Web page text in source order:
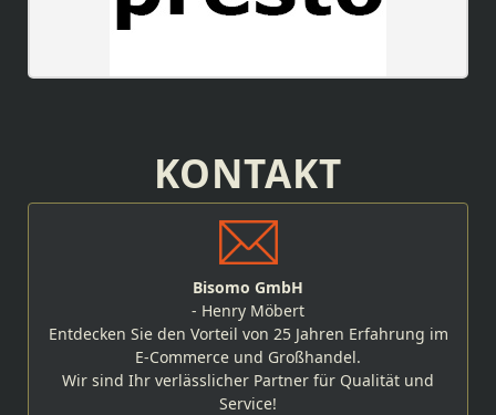
KONTAKT
Bisomo GmbH
- Henry Möbert
Entdecken Sie den Vorteil von 25 Jahren Erfahrung im
E-Commerce und Großhandel.
Wir sind Ihr verlässlicher Partner für Qualität und
Service!